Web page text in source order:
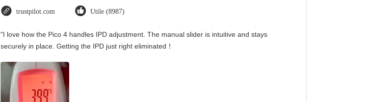
trustpilot.com Utile (8987)
"I love how the Pico 4 handles IPD adjustment. The manual slider is intuitive and stays
securely in place. Getting the IPD just right eliminated！